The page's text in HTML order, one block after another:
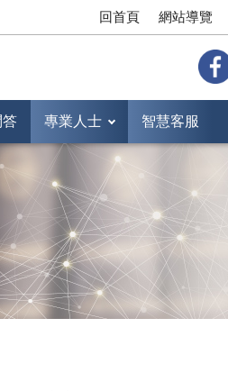
回首頁 網站導覽
答 專業人士 智慧客服